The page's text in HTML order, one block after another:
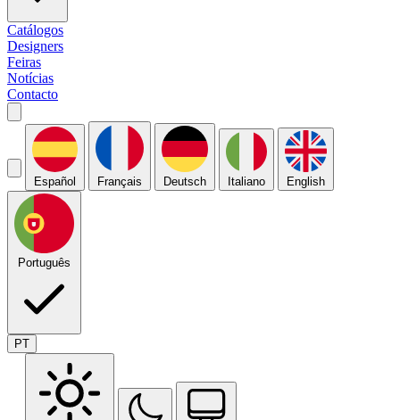
Catálogos
Designers
Feiras
Notícias
Contacto
Español Français Deutsch Italiano English
Português
PT